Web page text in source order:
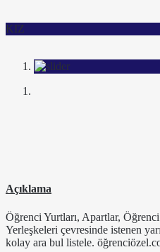
KIZ
Açıklama
Öğrenci Yurtları, Apartlar,
Yerleşkeleri çevresinde istenen
kolay ara bul listele.